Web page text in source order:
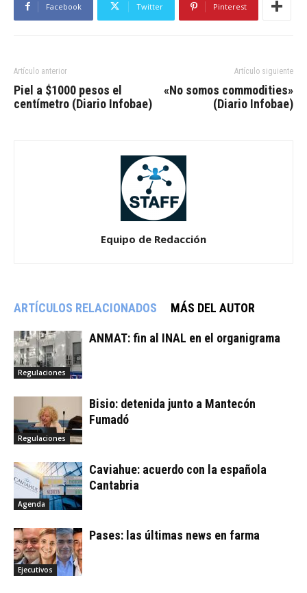
Facebook Twitter Pinterest
Artículo anterior
Piel a $1000 pesos el
centímetro (Diario Infobae)
Artículo siguiente
«No somos commodities»
(Diario Infobae)
Equipo de Redacción
ARTÍCULOS RELACIONADOS MÁS DEL AUTOR
Regulaciones
ANMAT: fin al INAL en el organigrama
Regulaciones
Bisio: detenida junto a Mantecón
Fumadó
Agenda
Caviahue: acuerdo con la española
Cantabria
Ejecutivos
Pases: las últimas news en farma